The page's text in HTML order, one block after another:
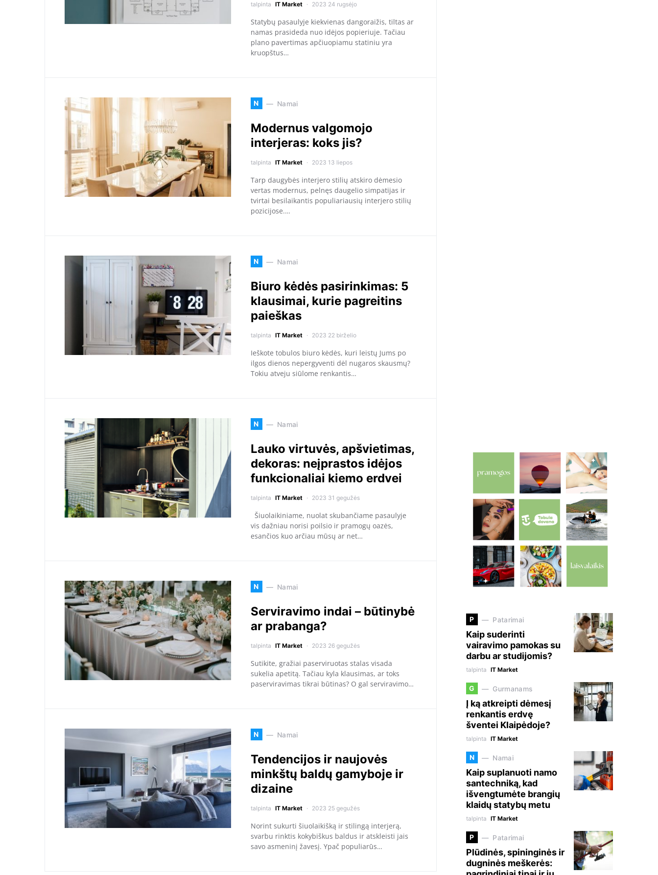
talpinta IT Market 2023 24 rugsėjo
Statybų pasaulyje kiekvienas dangoraižis, tiltas ar
namas prasideda nuo idėjos popieriuje. Tačiau
plano pavertimas apčiuopiamu statiniu yra
kruopštus…
N Namai
Modernus valgomojo
interjeras: koks jis?
talpinta IT Market 2023 13 liepos
Tarp daugybės interjero stilių atskiro dėmesio
vertas modernus, pelnęs daugelio simpatijas ir
tvirtai besilaikantis populiariausių interjero stilių
pozicijose.…
N Namai
Biuro kėdės pasirinkimas: 5
klausimai, kurie pagreitins
paieškas
talpinta IT Market 2023 22 birželio
Ieškote tobulos biuro kėdės, kuri leistų Jums po
ilgos dienos nepergyventi dėl nugaros skausmų?
Tokiu atveju siūlome renkantis…
N Namai
Lauko virtuvės, apšvietimas,
dekoras: neįprastos idėjos
funkcionaliai kiemo erdvei
talpinta IT Market 2023 31 gegužės
Šiuolaikiniame, nuolat skubančiame pasaulyje
vis dažniau norisi poilsio ir pramogų oazės,
esančios kuo arčiau mūsų ar net…
N Namai
Serviravimo indai – būtinybė
ar prabanga?
talpinta IT Market 2023 26 gegužės
Sutikite, gražiai paserviruotas stalas visada
sukelia apetitą. Tačiau kyla klausimas, ar toks
paserviravimas tikrai būtinas? O gal serviravimo…
N Namai
Tendencijos ir naujovės
minkštų baldų gamyboje ir
dizaine
talpinta IT Market 2023 25 gegužės
Norint sukurti šiuolaikišką ir stilingą interjerą,
svarbu rinktis kokybiškus baldus ir atskleisti jais
savo asmeninį žavesį. Ypač populiarūs…
P Patarimai
Kaip suderinti
vairavimo pamokas su
darbu ar studijomis?
talpinta IT Market
G Gurmanams
Į ką atkreipti dėmesį
renkantis erdvę
šventei Klaipėdoje?
talpinta IT Market
N Namai
Kaip suplanuoti namo
santechniką, kad
išvengtumėte brangių
klaidų statybų metu
talpinta IT Market
P Patarimai
Plūdinės, spininginės ir
dugninės meškerės: